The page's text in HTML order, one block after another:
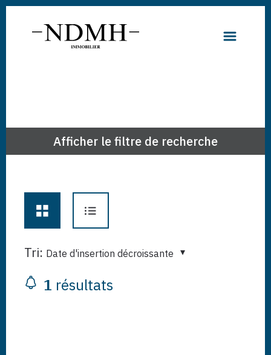
Afficher le filtre de recherche
Tri: Date d'insertion décroissante
1 résultats